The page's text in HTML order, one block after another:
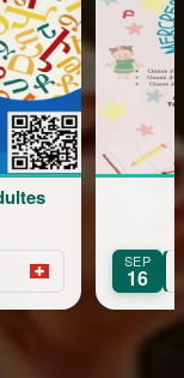
Scolaire